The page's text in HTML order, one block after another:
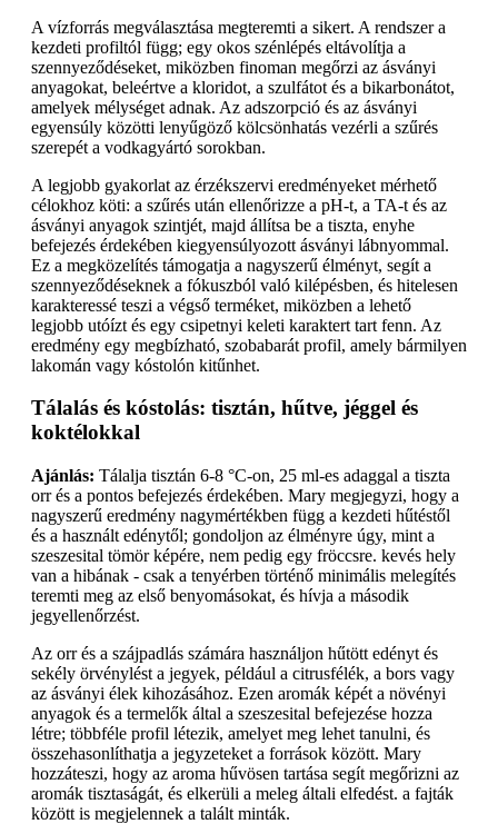
A vízforrás megválasztása megteremti a sikert. A rendszer a
kezdeti profiltól függ; egy okos szénlépés eltávolítja a
szennyeződéseket, miközben finoman megőrzi az ásványi
anyagokat, beleértve a kloridot, a szulfátot és a bikarbonátot,
amelyek mélységet adnak. Az adszorpció és az ásványi
egyensúly közötti lenyűgöző kölcsönhatás vezérli a szűrés
szerepét a vodkagyártó sorokban.
A legjobb gyakorlat az érzékszervi eredményeket mérhető
célokhoz köti: a szűrés után ellenőrizze a pH-t, a TA-t és az
ásványi anyagok szintjét, majd állítsa be a tiszta, enyhe
befejezés érdekében kiegyensúlyozott ásványi lábnyommal.
Ez a megközelítés támogatja a nagyszerű élményt, segít a
szennyeződéseknek a fókuszból való kilépésben, és hitelesen
karakteressé teszi a végső terméket, miközben a lehető
legjobb utóízt és egy csipetnyi keleti karaktert tart fenn. Az
eredmény egy megbízható, szobabarát profil, amely bármilyen
lakomán vagy kóstolón kitűnhet.
Tálalás és kóstolás: tisztán, hűtve, jéggel és
koktélokkal
Ajánlás: Tálalja tisztán 6-8 °C-on, 25 ml-es adaggal a tiszta
orr és a pontos befejezés érdekében. Mary megjegyzi, hogy a
nagyszerű eredmény nagymértékben függ a kezdeti hűtéstől
és a használt edénytől; gondoljon az élményre úgy, mint a
szeszesital tömör képére, nem pedig egy fröccsre. kevés hely
van a hibának - csak a tenyérben történő minimális melegítés
teremti meg az első benyomásokat, és hívja a második
jegyellenőrzést.
Az orr és a szájpadlás számára használjon hűtött edényt és
sekély örvénylést a jegyek, például a citrusfélék, a bors vagy
az ásványi élek kihozásához. Ezen aromák képét a növényi
anyagok és a termelők által a szeszesital befejezése hozza
létre; többféle profil létezik, amelyet meg lehet tanulni, és
összehasonlíthatja a jegyzeteket a források között. Mary
hozzáteszi, hogy az aroma hűvösen tartása segít megőrizni az
aromák tisztaságát, és elkerüli a meleg általi elfedést. a fajták
között is megjelennek a talált minták.